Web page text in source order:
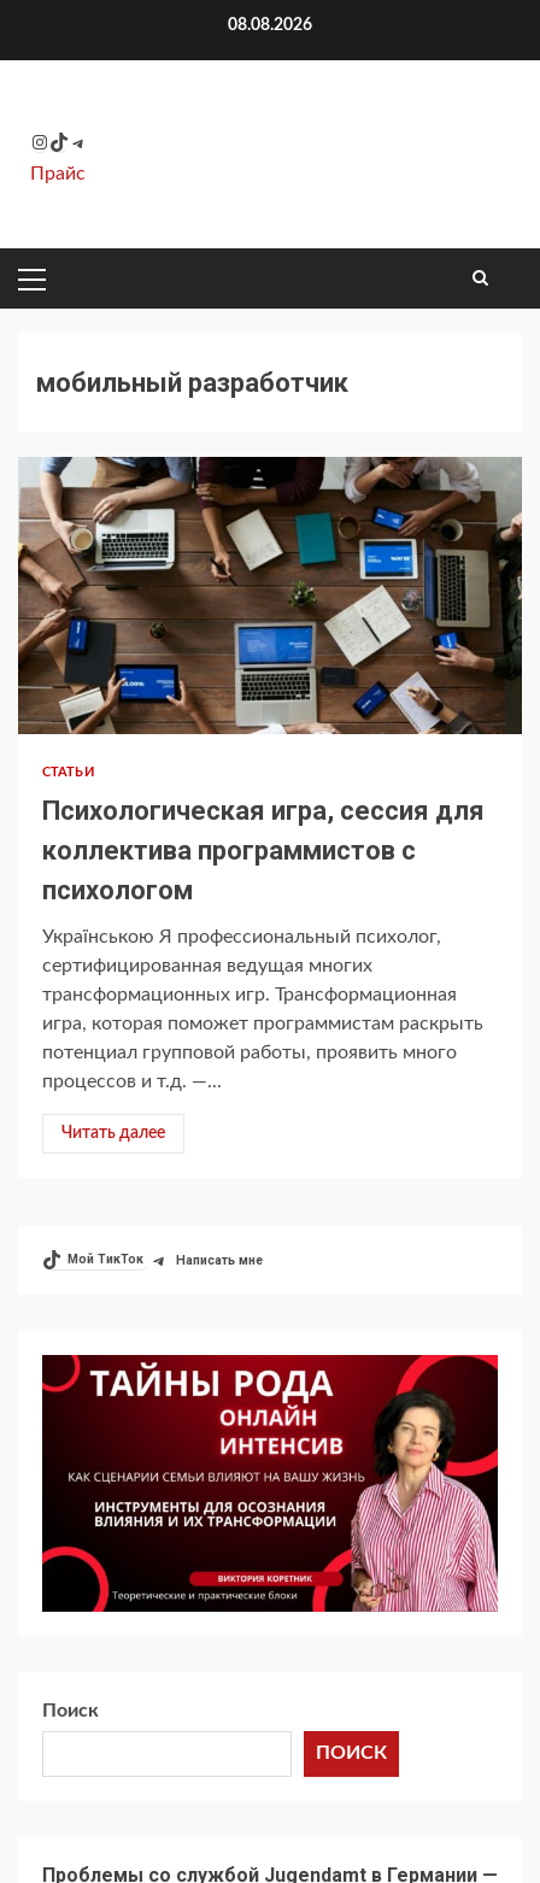
08.08.2026
Instagram
TikTok
Telegram
Прайс
ОСНОВНОЕ
МЕНЮ
мобильный разработчик
СТАТЬИ
Психологическая игра, сессия для
коллектива программистов с
психологом
Українською Я профессиональный психолог,
сертифицированная ведущая многих
трансформационных игр. Трансформационная
игра, которая поможет программистам раскрыть
потенциал групповой работы, проявить много
процессов и т.д. —...
Читать далее
Мой ТикТок Написать мне
Поиск
ПОИСК
Проблемы со службой Jugendamt в Германии —